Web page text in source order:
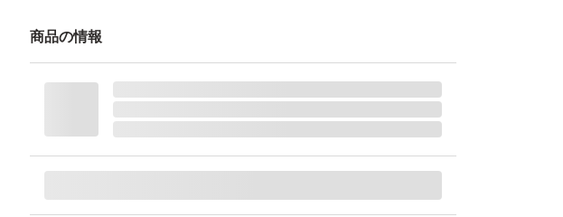
#ベースメイク/化粧品
商品の情報
！